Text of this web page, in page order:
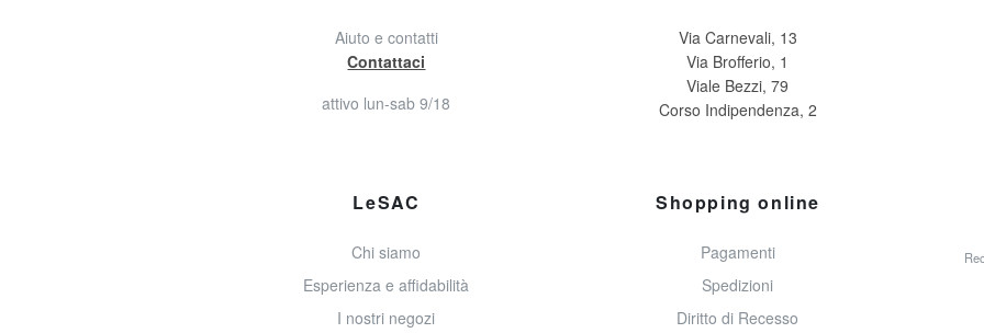
Aiuto e contatti
Contattaci
attivo lun-sab 9/18
Via Carnevali, 13
Via Brofferio, 1
Viale Bezzi, 79
Corso Indipendenza, 2
LeSAC
Chi siamo
Esperienza e affidabilità
I nostri negozi
Shopping online
Pagamenti
Spedizioni
Diritto di Recesso